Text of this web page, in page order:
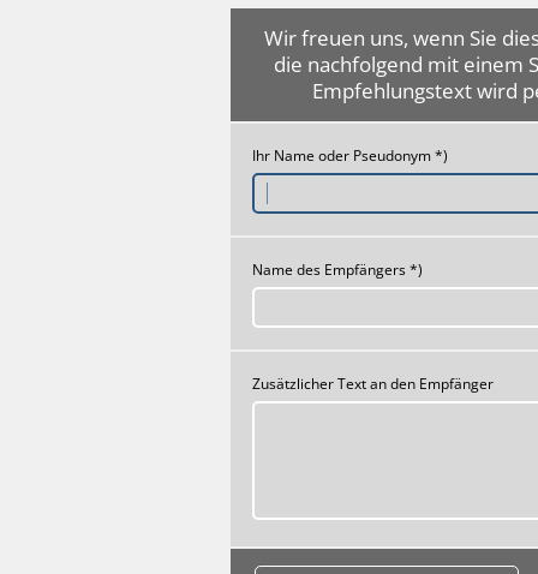
Wir freuen uns, wenn Sie
die nachfolgend mit einem
Empfehlungstext wird
Ihr Name oder Pseudonym *)
Name des Empfängers *)
Zusätzlicher Text an den Empfänger